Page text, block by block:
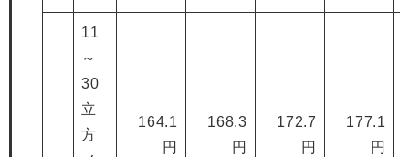
11
～
30
立
方
164.1
円
168.3
円
172.7
円
177.1
円